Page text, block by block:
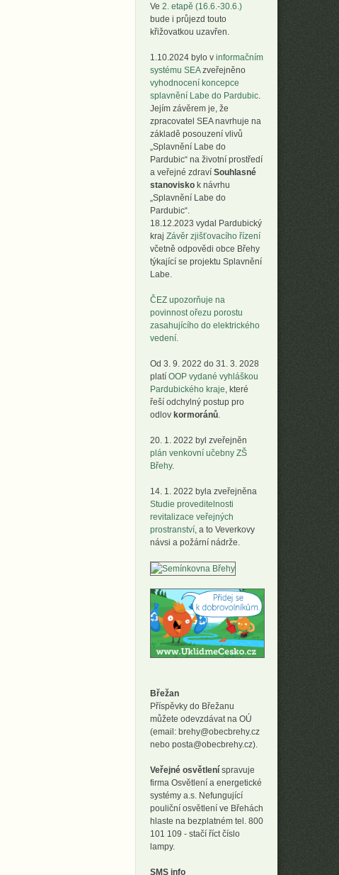
Ve 2. etapě (16.6.-30.6.)
bude i průjezd touto
křižovatkou uzavřen.
1.10.2024 bylo v informačním
systému SEAzveřejněno
vyhodnocení koncepce
splavnění Labe do Pardubic
Jejím závěrem je, že
zpracovatel SEA navrhuje na
základě posouzení vlivů
„Splavnění Labe do
Pardubic“ na životní prostředí
a veřejné zdraví Souhlasné
stanovisko k návrhu
„Splavnění Labe do
Pardubic“.
18.12.2023 vydal Pardubický
kraj Závěr zjišťovacího řízení
včetně odpovědi obce Břehy
týkající se projektu Splavnění
Labe.
ČEZ upozorňuje na
povinnost ořezu porostu
zasahujícího do elektrického
vedení.
Od 3. 9. 2022 do 31. 3. 2028
platí OOP vydané vyhláškou
Pardubického kraje , které
řeší odchylný postup pro
odlov kormoránů
20. 1. 2022 byl zveřejněn
plán venkovní učebny ZŠ
Břehy.
14. 1. 2022 byla zveřejněna
Studie proveditelnosti
revitalizace veřejných
prostranství , a to Veverkovy
návsi a požární nádrže.
Břežan
Příspěvky do Břežanu
můžete odevzdávat na OÚ
(email: brehy@obecbrehy.cz
nebo posta@obecbrehy.cz).
Veřejné osvětlení spravuje
firma Osvětlení a energetické
systémy a.s. Nefungující
pouliční osvětlení ve Břehách
hlaste na bezplatném tel. 800
101 109 - stačí říct číslo
lampy.
SMS info